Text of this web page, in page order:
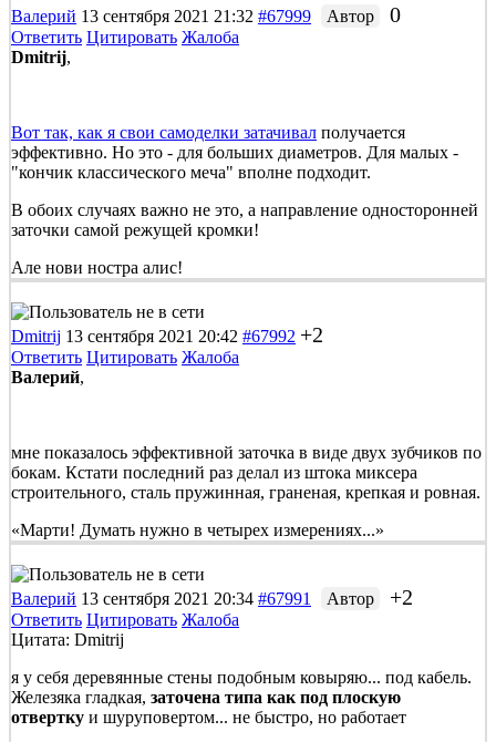
Валерий 13 сентября 2021 21:32 #67999 Автор 0
Ответить Цитировать Жалоба
Dmitrij,
Вот так, как я свои самоделки затачивал получается
эффективно. Но это - для больших диаметров. Для малых -
"кончик классического меча" вполне подходит.
В обоих случаях важно не это, а направление односторонней
заточки самой режущей кромки!
Але нови ностра алис!
Dmitrij 13 сентября 2021 20:42 #67992 +2
Ответить Цитировать Жалоба
Валерий,
мне показалось эффективной заточка в виде двух зубчиков по
бокам. Кстати последний раз делал из штока миксера
строительного, сталь пружинная, граненая, крепкая и ровная.
«Марти! Думать нужно в четырех измерениях...»
Валерий 13 сентября 2021 20:34 #67991 Автор +2
Ответить Цитировать Жалоба
Цитата: Dmitrij
я у себя деревянные стены подобным ковыряю... под кабель.
Железяка гладкая, заточена типа как под плоскую
отвертку и шуруповертом... не быстро, но работает